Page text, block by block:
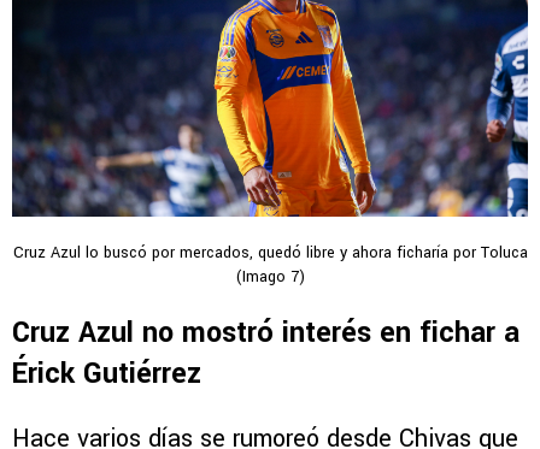
Cruz Azul lo buscó por mercados, quedó libre y ahora ficharía por Toluca
(Imago 7)
Cruz Azul no mostró interés en fichar a
Érick Gutiérrez
Hace varios días se rumoreó desde Chivas que